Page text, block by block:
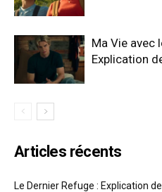
Ma Vie avec
Explication
Articles récents
Le Dernier Refuge : Explication